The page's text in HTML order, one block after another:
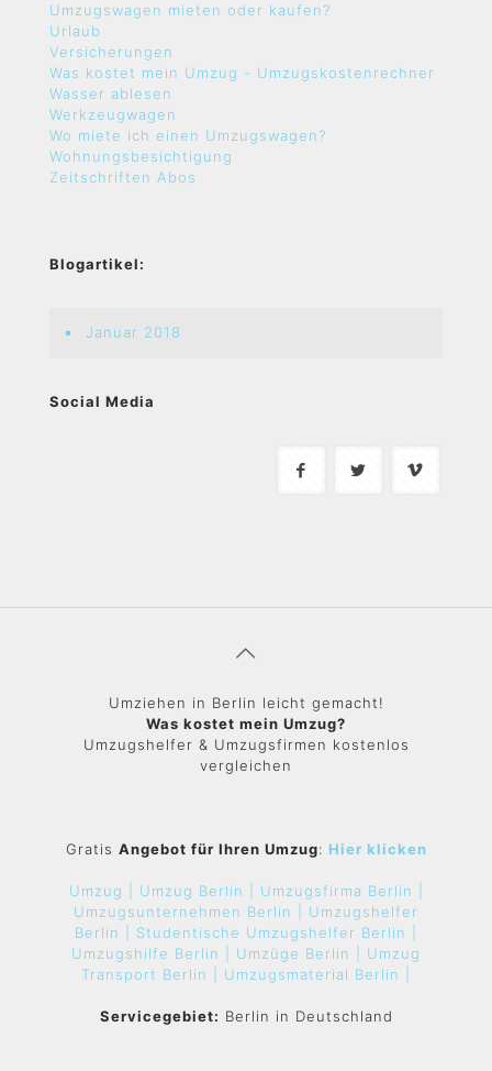
Umzugswagen mieten oder kaufen?
Urlaub
Versicherungen
Was kostet mein Umzug - Umzugskostenrechner
Wasser ablesen
Werkzeugwagen
Wo miete ich einen Umzugswagen?
Wohnungsbesichtigung
Zeitschriften Abos
Blogartikel:
Januar 2018
Social Media
Umziehen in Berlin leicht gemacht!
Was kostet mein Umzug?
Umzugshelfer & Umzugsfirmen kostenlos
vergleichen
Gratis Angebot für Ihren Umzug: Hier klicken
Umzug | Umzug Berlin |
Umzugsfirma Berlin |
Umzugsunternehmen Berlin | Umzugshelfer
Berlin | Studentische Umzugshelfer Berlin |
Umzugshilfe Berlin | Umzüge Berlin | Umzug
Transport Berlin | Umzugsmaterial Berlin |
Servicegebiet: Berlin in Deutschland